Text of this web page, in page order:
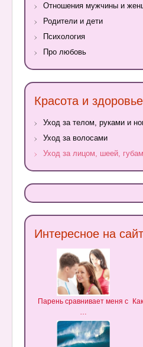
Отношения мужчины и
Родители и дети
Психология
Про любовь
Красота и здоровье
Уход за телом, руками и
Уход за волосами
Уход за лицом, шеей,
Интересное на
Парень сравнивает меня с